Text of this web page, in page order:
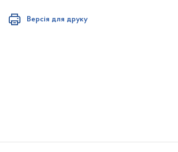
Версія для друку